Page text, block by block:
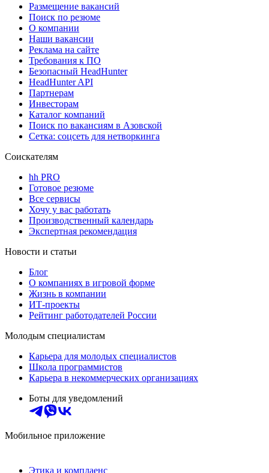
Размещение вакансий
Поиск по резюме
О компании
Наши вакансии
Реклама на сайте
Требования к ПО
Безопасный HeadHunter
HeadHunter API
Партнерам
Инвесторам
Каталог компаний
Поиск по вакансиям в Азовской
Сетка: соцсеть для нетворкинга
Соискателям
hh PRO
Готовое резюме
Все сервисы
Хочу у вас работать
Производственный календарь
Экспертная рекомендация
Новости и статьи
Блог
О компаниях в игровой форме
Жизнь в компании
ИТ-проекты
Рейтинг работодателей России
Молодым специалистам
Карьера для молодых специалистов
Школа программистов
Карьера в некоммерческих организациях
Боты для уведомлений
Мобильное приложение
Этика и комплаенс